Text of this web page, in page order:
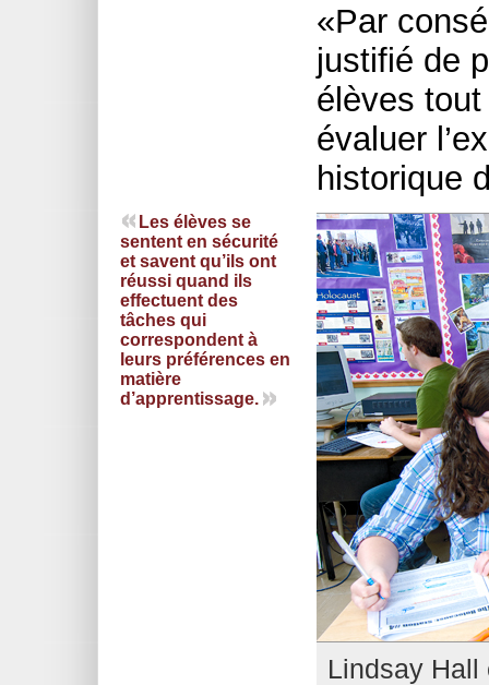
«Par
justifié de
élèves
évaluer
historique
Les élèves se
sentent en sécurité
et savent qu’ils ont
réussi quand ils
effectuent des
tâches qui
correspondent à
leurs préférences en
matière
d’apprentissage.
Lindsay Hall